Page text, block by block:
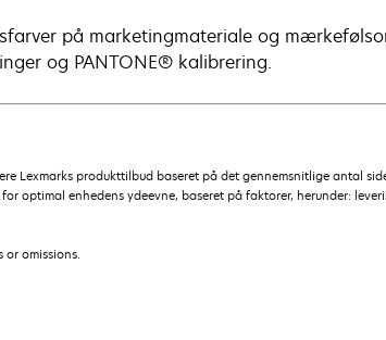
på marketingmateriale og
og PANTONE® kalibrering.
Lexmarks produkttilbud baseret på det gennemsnitlige antal
optimal enhedens ydeevne, baseret på faktorer, herunder:
omissions.